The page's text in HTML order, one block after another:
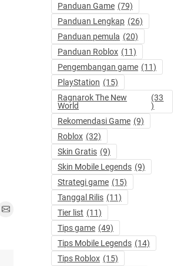
Share on Email
Panduan Game (79)
Panduan Lengkap (26)
Panduan pemula (20)
Panduan Roblox (11)
Pengembangan game (11)
PlayStation (15)
Ragnarok The New
World
(33
)
Rekomendasi Game (9)
Roblox (32)
Skin Gratis (9)
Skin Mobile Legends (9)
Strategi game (15)
Tanggal Rilis (11)
Tier list (11)
Tips game (49)
Tips Mobile Legends (14)
Tips Roblox (15)